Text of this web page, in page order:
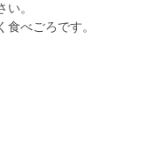
。
べごろです。